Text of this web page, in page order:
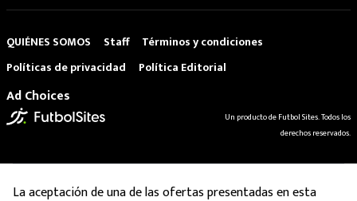
QUIÉNES SOMOS Staff
Términos y condiciones
Políticas de privacidad
Política Editorial
Ad Choices
Un producto de Futbol Sites. Todos los
derechos reservados.
La aceptación de una de las ofertas presentadas en esta